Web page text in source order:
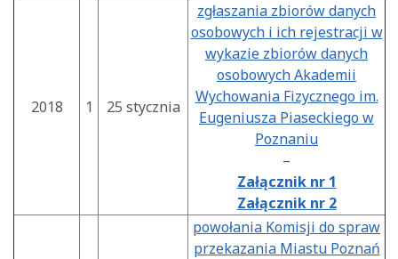
2018 1 25 stycznia
zgłaszania zbiorów danych
osobowych i ich rejestracji w
wykazie zbiorów danych
osobowych Akademii
Wychowania Fizycznego im.
Eugeniusza Piaseckiego w
Poznaniu
–
Załącznik nr 1
Załącznik nr 2
powołania Komisji do spraw
przekazania Miastu Poznań